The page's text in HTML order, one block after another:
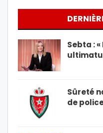
Sebta :
Sûreté
de